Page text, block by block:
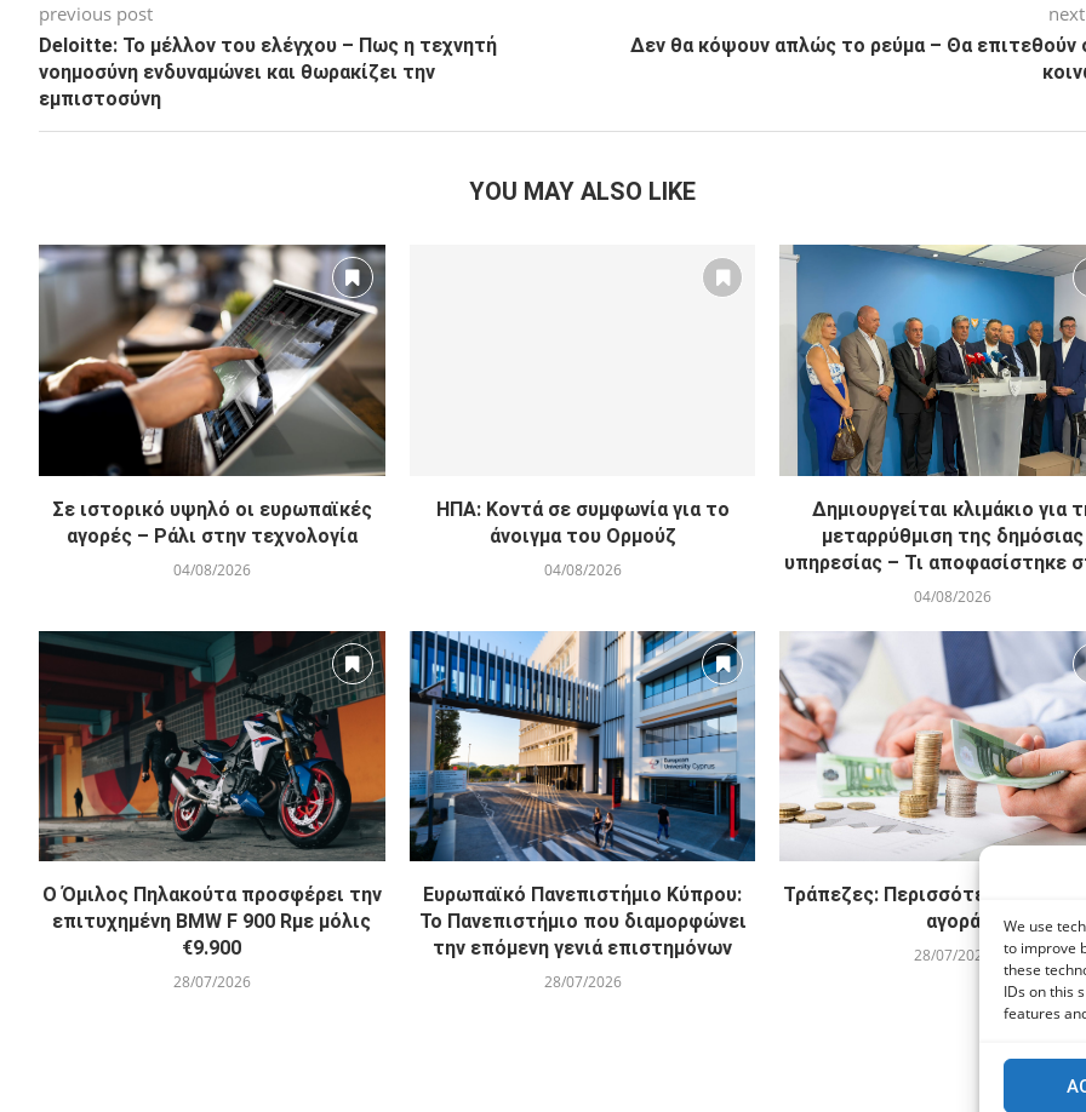
We use
to improve
these
IDs on this
features
previous post
Deloitte: Το μέλλον του ελέγχου – Πως η τεχνητή
νοημοσύνη ενδυναμώνει και θωρακίζει την
εμπιστοσύνη
Δεν θα κόψουν απλώς το ρεύμα – Θα επιτεθούν
YOU MAY ALSO LIKE
Σε ιστορικό υψηλό οι ευρωπαϊκές
αγορές – Ράλι στην τεχνολογία
04/08/2026
ΗΠΑ: Κοντά σε συμφωνία για το
άνοιγμα του Ορμούζ
04/08/2026
Δημιουργείται κλιμάκιο για
μεταρρύθμιση της δημόσιας
υπηρεσίας – Τι αποφασίστηκε
04/08/2026
O Όμιλος Πηλακούτα προσφέρει την
επιτυχημένη BMW F 900 Rμε μόλις
€9.900
28/07/2026
Ευρωπαϊκό Πανεπιστήμιο Κύπρου:
Το Πανεπιστήμιο που διαμορφώνει
την επόμενη γενιά επιστημόνων
28/07/2026
Τράπεζες: Περισσότερα δάνεια
αγορά
28/07/2026